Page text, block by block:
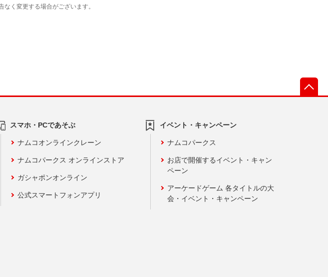
スマホ・PCであそぶ
ナムコオンラインクレーン
ナムコパークス オンラインストア
ガシャポンオンライン
公式スマートフォンアプリ
イベント・キャンペーン
ナムコパークス
お店で開催するイベント・キャン
ペーン
アーケードゲーム 各タイトルの大
会・イベント・キャンペーン